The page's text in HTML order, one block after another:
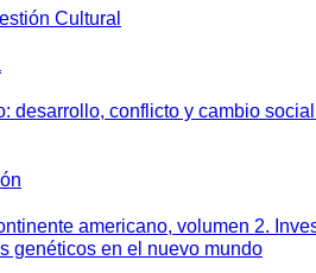
Cultural
desarrollo, conflicto y cambio
americano, volumen 2.
genéticos en el nuevo mundo